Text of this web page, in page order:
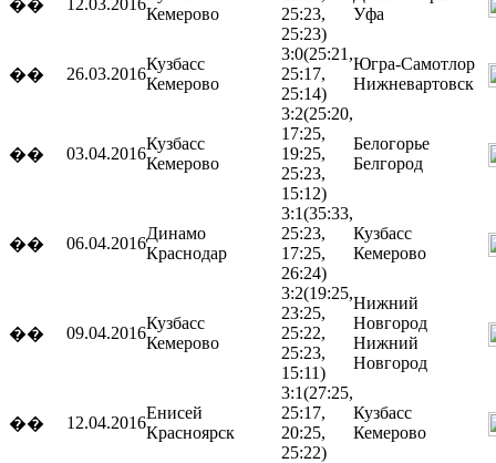
�� 12.03.2016
Кемерово
25:23,
25:23)
Уфа
�� 26.03.2016
Кузбасс
Кемерово
3:0(25:21,
25:17,
25:14)
Югра-Самотлор
Нижневартовск
�� 03.04.2016
Кузбасс
Кемерово
3:2(25:20,
17:25,
19:25,
25:23,
15:12)
Белогорье
Белгород
�� 06.04.2016
Динамо
Краснодар
3:1(35:33,
25:23,
17:25,
26:24)
Кузбасс
Кемерово
�� 09.04.2016
Кузбасс
Кемерово
3:2(19:25,
23:25,
25:22,
25:23,
15:11)
Нижний
Новгород
Нижний
Новгород
�� 12.04.2016
Енисей
Красноярск
3:1(27:25,
25:17,
20:25,
25:22)
Кузбасс
Кемерово